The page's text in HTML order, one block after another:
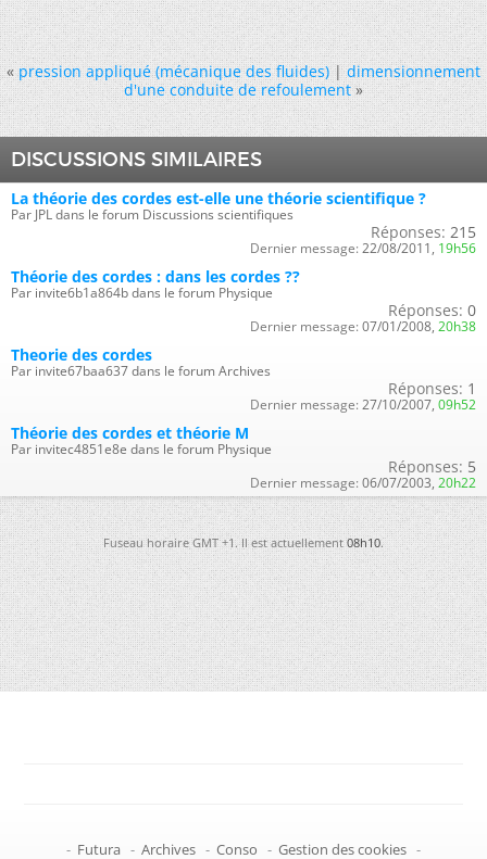
« pression appliqué (mécanique des fluides)|dimensionnement
d'une conduite de refoulement »
DISCUSSIONS SIMILAIRES
La théorie des cordes est-elle une théorie scientifique ?
Par JPL dans le forum Discussions scientifiques
Réponses: 215
Dernier message: 22/08/2011, 19h56
Théorie des cordes : dans les cordes ??
Par invite6b1a864b dans le forum Physique
Réponses: 0
Dernier message: 07/01/2008, 20h38
Theorie des cordes
Par invite67baa637 dans le forum Archives
Réponses: 1
Dernier message: 27/10/2007, 09h52
Théorie des cordes et théorie M
Par invitec4851e8e dans le forum Physique
Réponses: 5
Dernier message: 06/07/2003, 20h22
Fuseau horaire GMT +1. Il est actuellement08h10.
- Futura - Archives - Conso - Gestion des cookies -